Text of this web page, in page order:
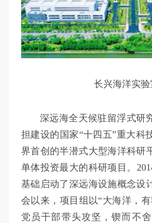
长兴海洋实验
深远海全天候驻留浮式研
担建设的国家“十四五”重大科
界首创的半潜式大型海洋科研
单体投资最大的科研项目。
基础启动了深远海设施概念设
会以来，项目组以“大海洋，有
党员干部带头攻坚，锲而不